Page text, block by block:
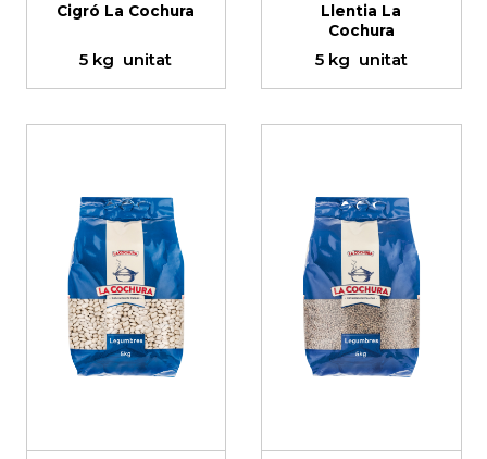
Cigró La Cochura
5 kg unitat
Llentia La
Cochura
5 kg unitat